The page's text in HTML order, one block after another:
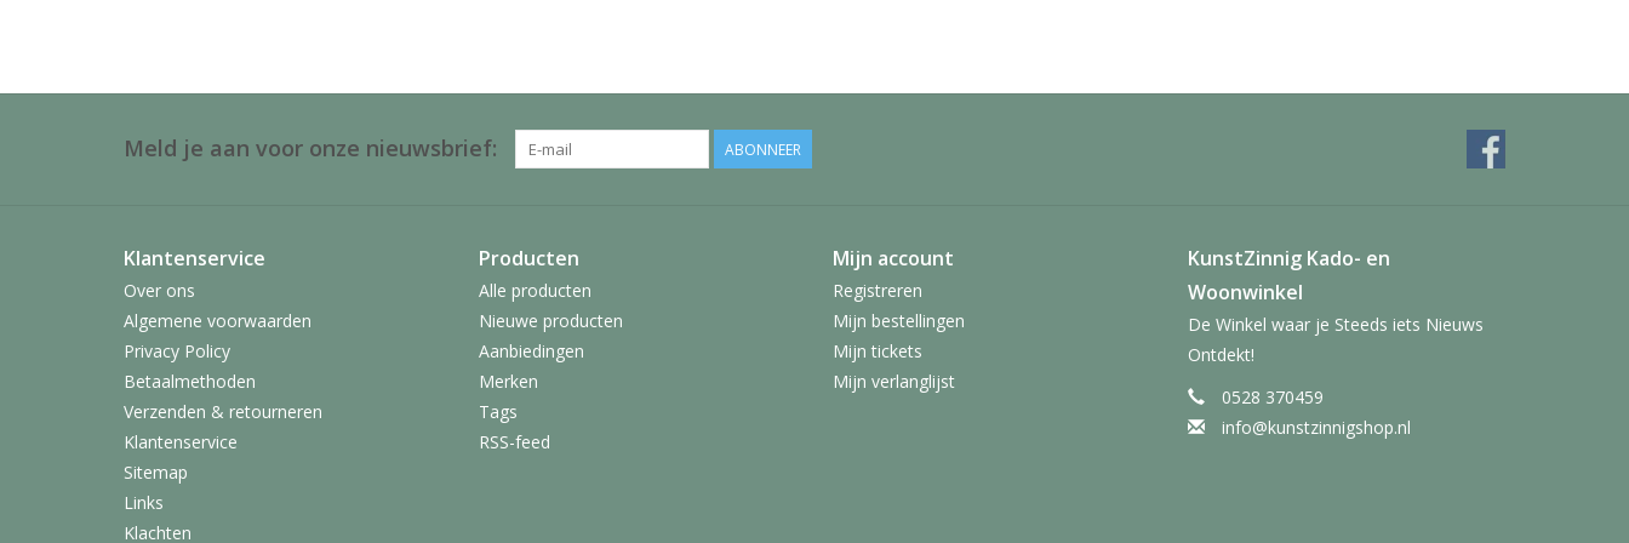
Meld je aan voor onze nieuwsbrief: ABONNEER
Klantenservice
Over ons
Algemene voorwaarden
Privacy Policy
Betaalmethoden
Verzenden & retourneren
Klantenservice
Sitemap
Links
Klachten
Producten
Alle producten
Nieuwe producten
Aanbiedingen
Merken
Tags
RSS-feed
Mijn account
Registreren
Mijn bestellingen
Mijn tickets
Mijn verlanglijst
KunstZinnig Kado- en
Woonwinkel
De Winkel waar je Steeds iets Nieuws
Ontdekt!
0528 370459
info@kunstzinnigshop.nl